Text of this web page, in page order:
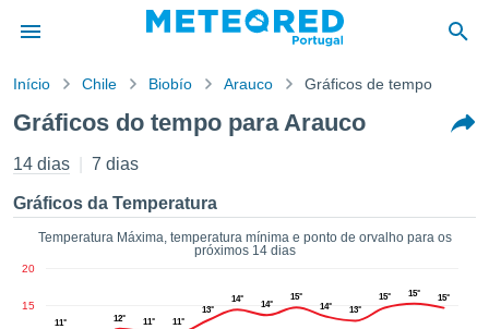
da
foi
por
para
que as
a este
Início Chile Biobío Arauco Gráficos de tempo
Gráficos do tempo para Arauco
14 dias 7 dias
Gráficos da Temperatura
Temperatura Máxima, temperatura mínima e ponto de orvalho para os
próximos 14 dias
15
20
11°
12° 11° 11°
13°
14°
14°
15°
14°
13°
15° 15° 15°